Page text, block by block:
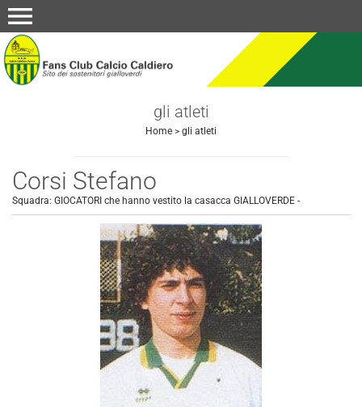
menu
gli atleti
Home > gli atleti
Corsi Stefano
Squadra: GIOCATORI che hanno vestito la casacca GIALLOVERDE -